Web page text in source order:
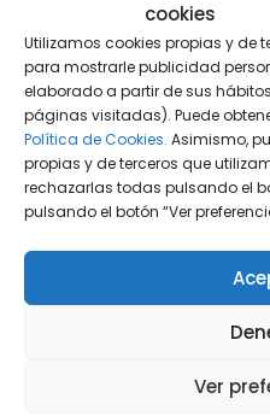
cookies
Utilizamos cookies propias y de
para mostrarle publicidad
elaborado a partir de sus
páginas visitadas). Puede
Política de Cookies. Asimismo,
propias y de terceros que
rechazarlas todas pulsando el
pulsando el botón “Ver
Ver
_gac_<p
roperty-
90 días